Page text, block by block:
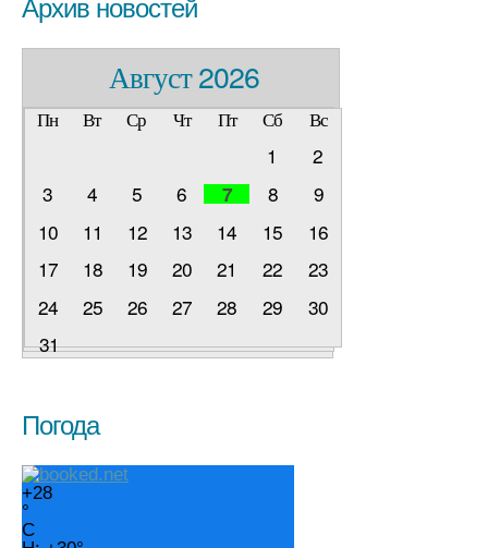
Архив новостей
Август 2026
Пн Вт Ср Чт Пт Сб
Вс
1
2
3
4 5 6 7 8
9
10
11 12 13 14 15
16
17
18 19 20 21 22
23
24
25 26 27 28 29
30
31
Погода
+28
°
C